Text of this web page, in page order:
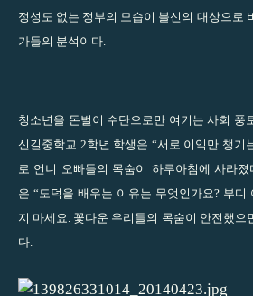
정성도 없는 정부의 모습이 불신의 대상으로
가들의 분석이다.
청소년을 돈벌이 수단으로만 여기는 사회 풍
신길중학교 2학년 학생은 “서로 이익만 챙기
로 언니 오빠들의 목숨이 하루아침에 사라
은 “도덕을 배우는 이유는 무엇인가요? 부
지 마세요. 꽃다운 우리들의 목숨이 안전했으
다.